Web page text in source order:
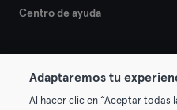
Centro de ayuda
Adaptaremos tu
Al hacer clic en “Aceptar todas